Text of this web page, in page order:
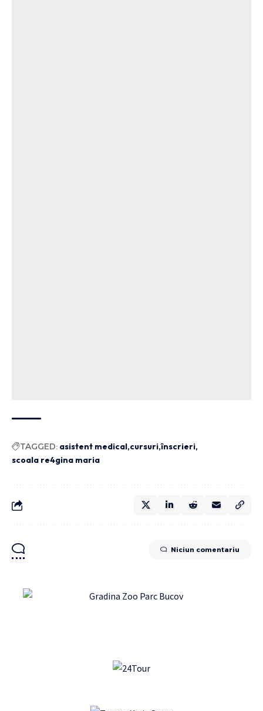
TAGGED: asistent medical cursuri înscrieri
scoala re4gina maria
Niciun comentariu